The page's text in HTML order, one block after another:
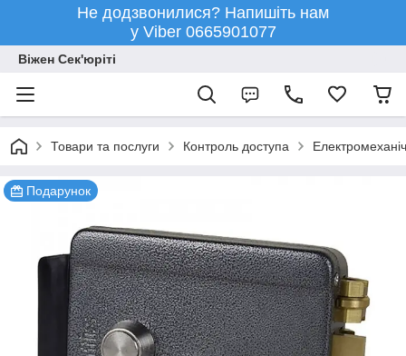
Не додзвонилися? Напишіть нам
у Viber 0665901077
Віжен Сек'юріті
Товари та послуги Контроль доступа
Подарунок